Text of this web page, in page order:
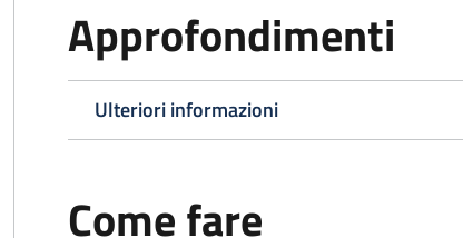
Approfondimenti
Ulteriori informazioni
Come fare